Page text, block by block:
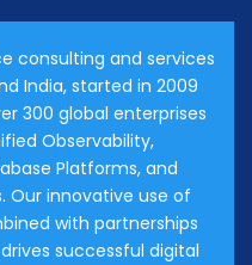
consulting and services
India, started in 2009
300 global enterprises
Observability,
Platforms, and
Our innovative use of
with partnerships
successful digital